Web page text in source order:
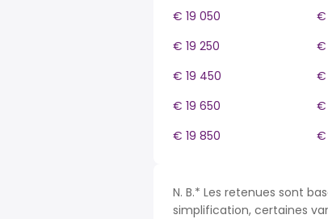
€ 19 050 €
€ 19 250
€
€ 19 450
€
€ 19 650
€
€ 19 850
€
N. B.* Les retenues sont
simplification, certaines